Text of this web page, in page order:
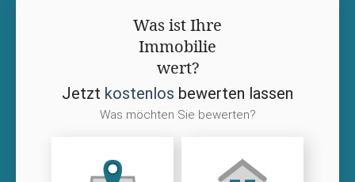
Was ist Ihre
Immobilie
wert?
Jetzt kostenlos bewerten lassen
Was möchten Sie bewerten?